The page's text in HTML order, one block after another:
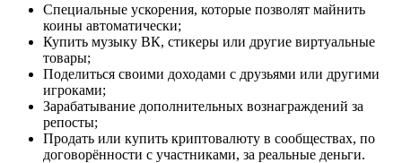
Специальные ускорения, которые позволят майнить
коины автоматически;
Купить музыку ВК, стикеры или другие виртуальные
товары;
Поделиться своими доходами с друзьями или другими
игроками;
Зарабатывание дополнительных вознаграждений за
репосты;
Продать или купить криптовалюту в сообществах, по
договорённости с участниками, за реальные деньги.